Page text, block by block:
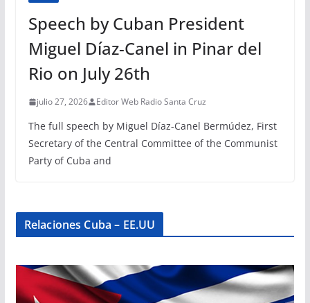
Speech by Cuban President
Miguel Díaz-Canel in Pinar del
Rio on July 26th
julio 27, 2026 Editor Web Radio Santa Cruz
The full speech by Miguel Díaz-Canel Bermúdez, First
Secretary of the Central Committee of the Communist
Party of Cuba and
Relaciones Cuba – EE.UU